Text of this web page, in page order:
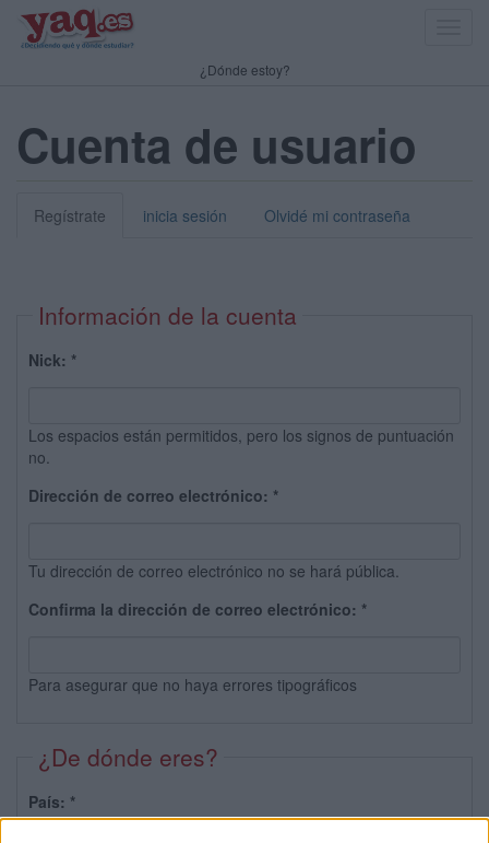
¿Dónde estoy?
Cuenta de usuario
Regístrate inicia sesión Olvidé mi contraseña
Información de la cuenta
Nick: *
Los espacios están permitidos, pero los signos de puntuación
no.
Dirección de correo electrónico: *
Tu dirección de correo electrónico no se hará pública.
Confirma la dirección de correo electrónico: *
Para asegurar que no haya errores tipográficos
¿De dónde eres?
País: *